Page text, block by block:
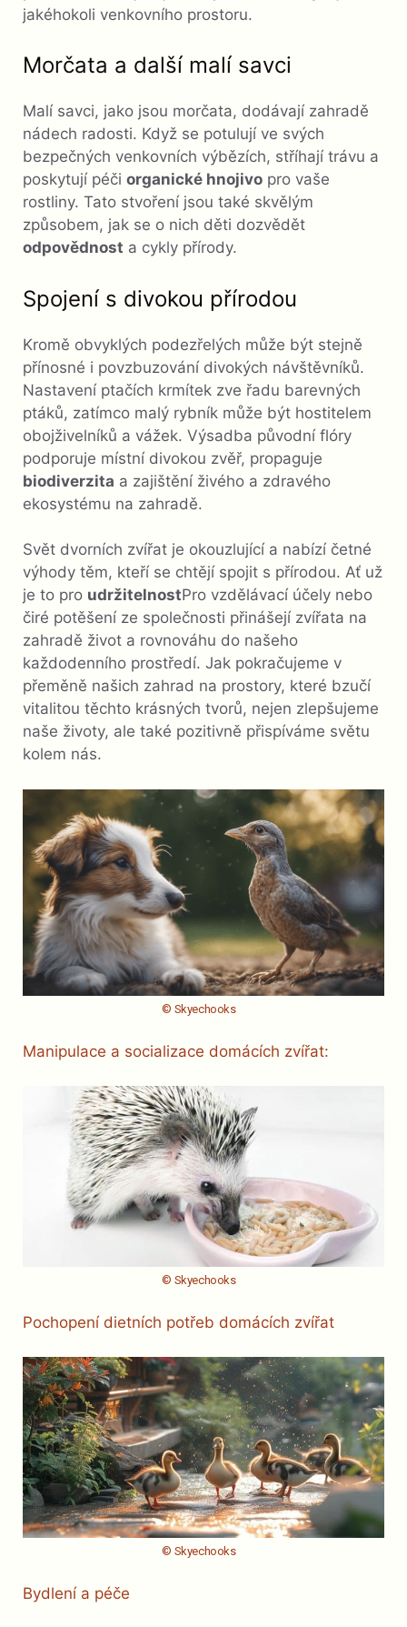
jakéhokoli venkovního prostoru.
Morčata a další malí savci
Malí savci, jako jsou morčata, dodávají zahradě
nádech radosti. Když se potulují ve svých
bezpečných venkovních výbězích, stříhají trávu a
poskytují péči organické hnojivo pro vaše
rostliny. Tato stvoření jsou také skvělým
způsobem, jak se o nich děti dozvědět
odpovědnost a cykly přírody.
Spojení s divokou přírodou
Kromě obvyklých podezřelých může být stejně
přínosné i povzbuzování divokých návštěvníků.
Nastavení ptačích krmítek zve řadu barevných
ptáků, zatímco malý rybník může být hostitelem
obojživelníků a vážek. Výsadba původní flóry
podporuje místní divokou zvěř, propaguje
biodiverzita a zajištění živého a zdravého
ekosystému na zahradě.
Svět dvorních zvířat je okouzlující a nabízí četné
výhody těm, kteří se chtějí spojit s přírodou. Ať už
je to pro udržitelnostPro vzdělávací účely nebo
čiré potěšení ze společnosti přinášejí zvířata na
zahradě život a rovnováhu do našeho
každodenního prostředí. Jak pokračujeme v
přeměně našich zahrad na prostory, které bzučí
vitalitou těchto krásných tvorů, nejen zlepšujeme
naše životy, ale také pozitivně přispíváme světu
kolem nás.
© Skyechooks
Manipulace a socializace domácích zvířat:
© Skyechooks
Pochopení dietních potřeb domácích zvířat
© Skyechooks
Bydlení a péče